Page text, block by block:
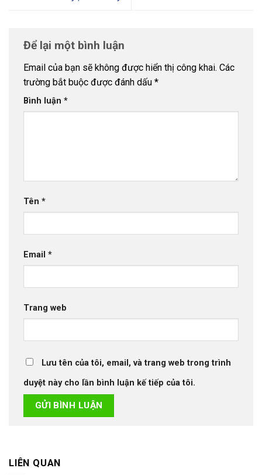
Để lại một bình luận
Email của bạn sẽ không được hiển thị công khai. Các
trường bắt buộc được đánh dấu *
Bình luận *
Tên *
Email *
Trang web
Lưu tên của tôi, email, và trang web trong trình
duyệt này cho lần bình luận kế tiếp của tôi.
LIÊN QUAN